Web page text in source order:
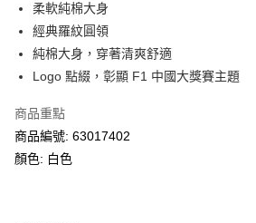
單筆訂單淨值滿$399可享免運費優惠
每筆HK$30.00，滿HK$399.00或以上免運費
滿$599可享澳門免運費優惠
柔軟純棉大身
經典羅紋圓領
純棉大身，穿著清爽舒適
Logo 點綴，彰顯 F1 中國大獎賽主題
商品重點
商品編號: 63017402
顏色: 白色